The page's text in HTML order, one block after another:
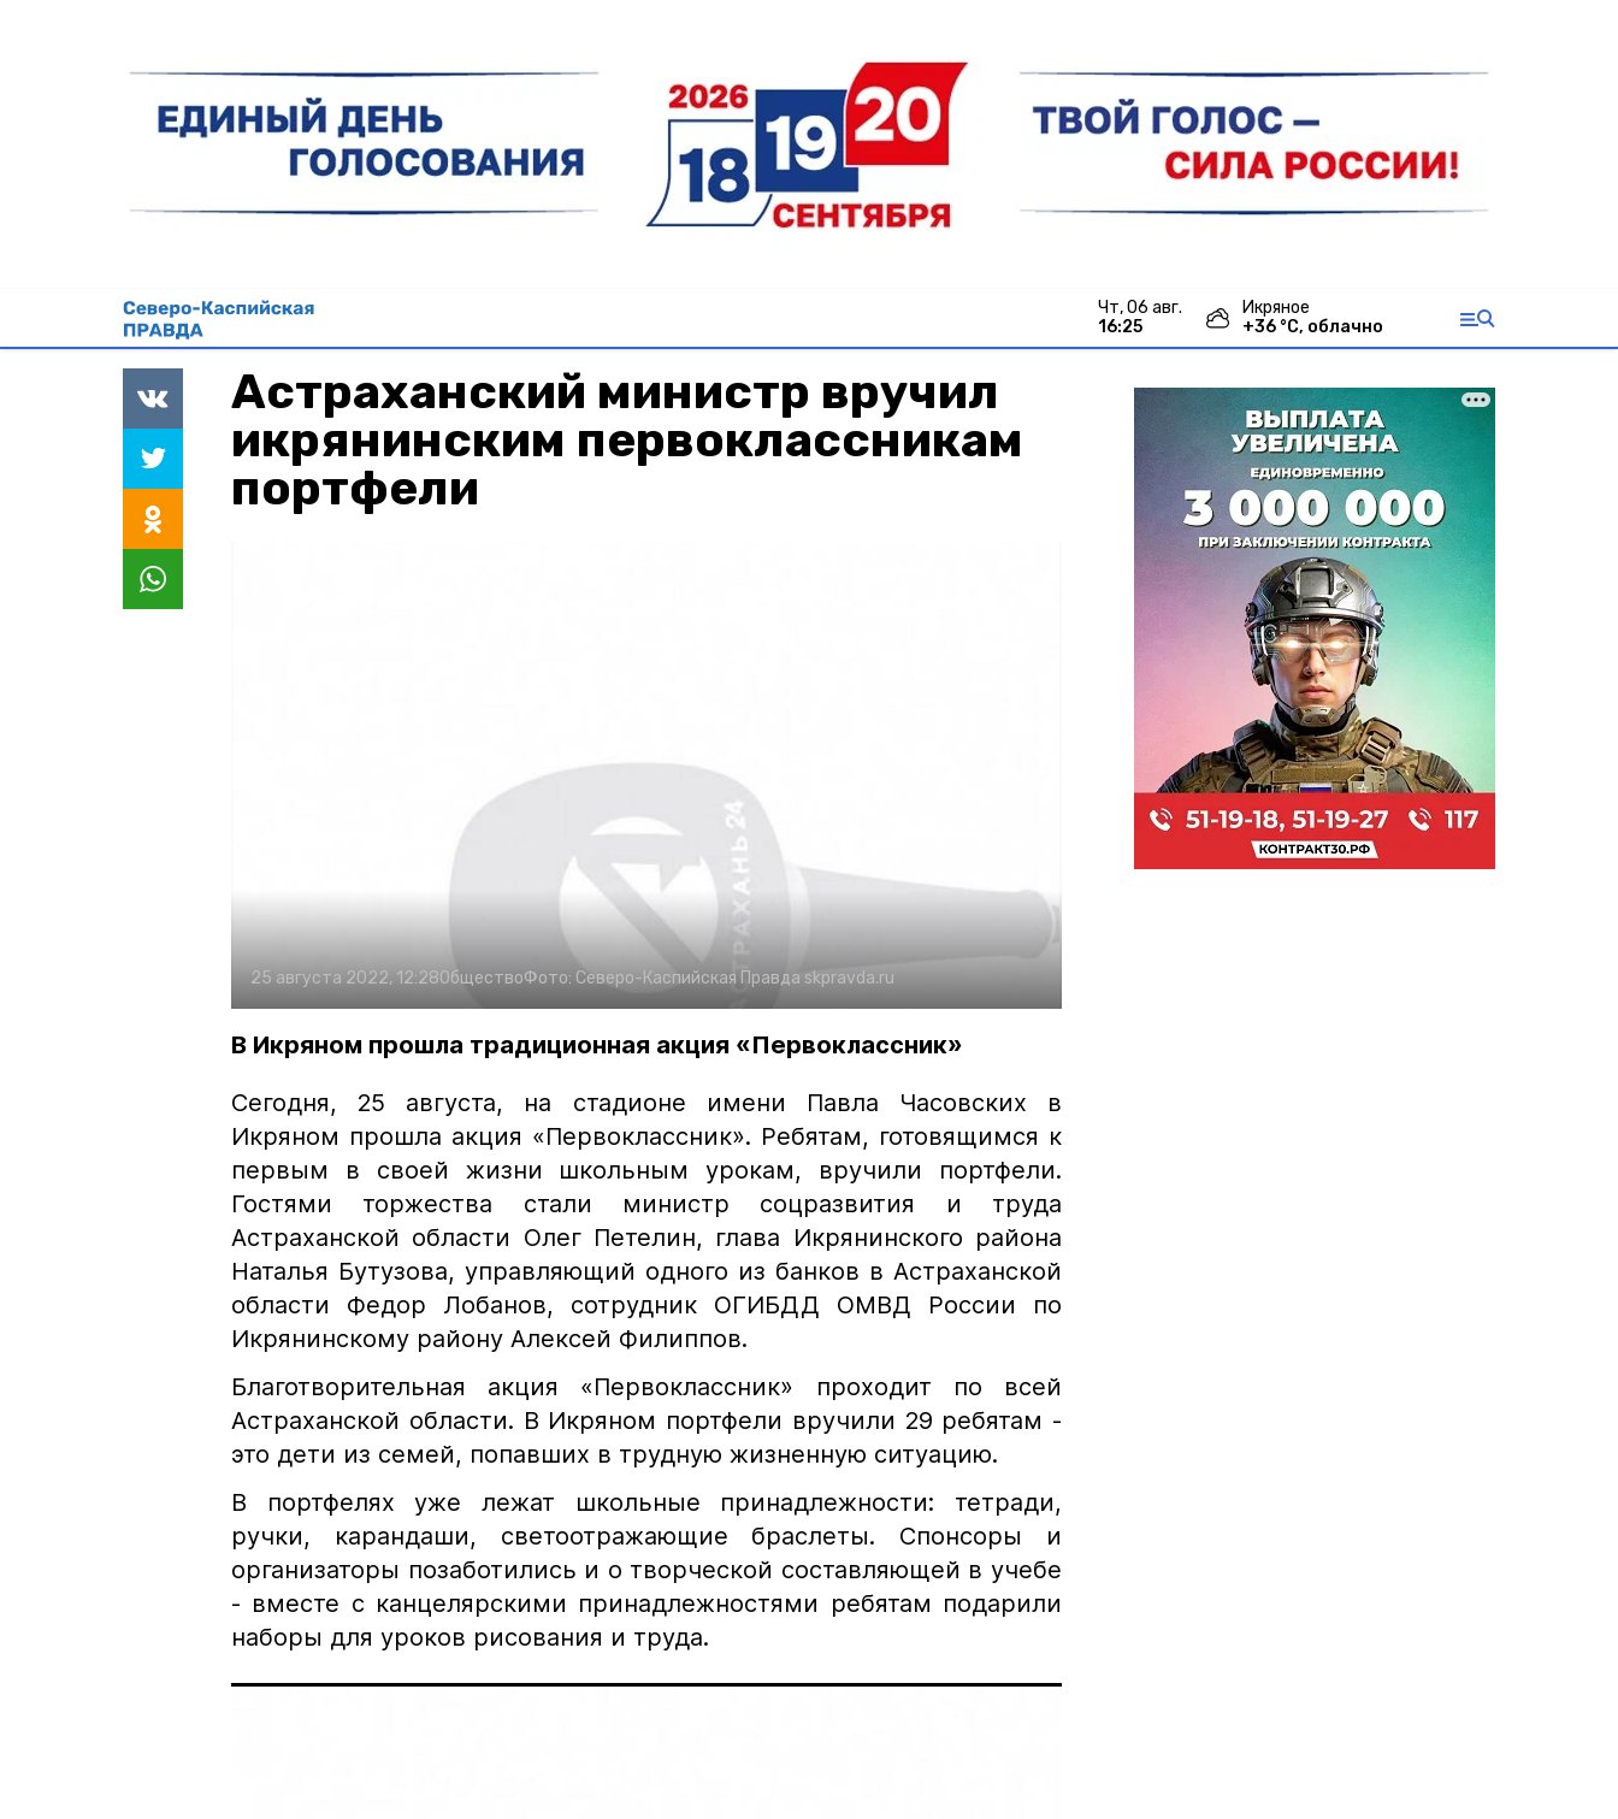
чт, 06 авг.
16:26
Икряное
+36 °С, облачно
Астраханский министр вручил
икрянинским первоклассникам
портфели
25 августа 2022, 12:28ОбществоФото: Северо-Каспийская Правда skpravda.ru
В Икряном прошла традиционная акция «Первоклассник»
Сегодня, 25 августа, на стадионе имени Павла Часовских в
Икряном прошла акция «Первоклассник». Ребятам, готовящимся к
первым в своей жизни школьным урокам, вручили портфели.
Гостями торжества стали министр соцразвития и труда
Астраханской области Олег Петелин, глава Икрянинского района
Наталья Бутузова, управляющий одного из банков в Астраханской
области Федор Лобанов, сотрудник ОГИБДД ОМВД России по
Икрянинскому району Алексей Филиппов.
Благотворительная акция «Первоклассник» проходит по всей
Астраханской области. В Икряном портфели вручили 29 ребятам -
это дети из семей, попавших в трудную жизненную ситуацию.
В портфелях уже лежат школьные принадлежности: тетради,
ручки, карандаши, светоотражающие браслеты. Спонсоры и
организаторы позаботились и о творческой составляющей в учебе
- вместе с канцелярскими принадлежностями ребятам подарили
наборы для уроков рисования и труда.